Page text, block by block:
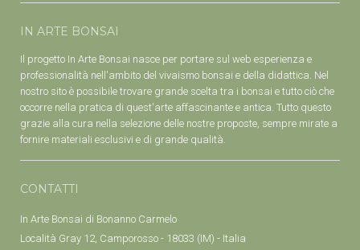
IN ARTE BONSAI
Il progetto In Arte Bonsai nasce per portare sul web esperienza e
professionalità nell'ambito del vivaismo bonsai e della didattica. Nel
nostro sito è possibile trovare grande scelta tra i bonsai e tutto ciò che
occorre nella pratica di quest'arte affascinante e antica. Tutto questo
grazie alla cura nella selezione delle nostre proposte, sempre mirate a
fornire materiali esclusivi e di grande qualità.
CONTATTI
In Arte Bonsai di Bonanno Carmelo
Località Gray 12, Camporosso - 18033 (IM) - Italia